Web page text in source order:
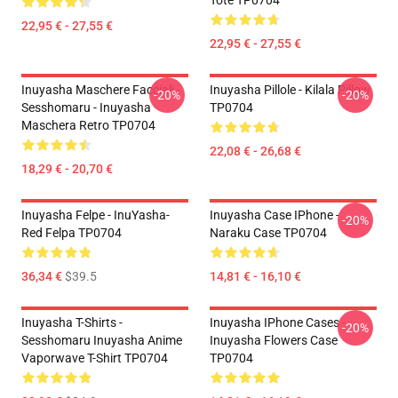
22,95 € - 27,55 €
22,95 € - 27,55 €
Inuyasha Maschere Facciali -
Sesshomaru - Inuyasha
Maschera Retro TP0704
18,29 € - 20,70 €
-20%
Inuyasha Pillole - Kilala Pillow
TP0704
22,08 € - 26,68 €
-20%
Inuyasha Felpe - InuYasha-
Red Felpa TP0704
36,34 €$39.5
Inuyasha Case IPhone -
Naraku Case TP0704
14,81 € - 16,10 €
-20%
Inuyasha T-Shirts -
Sesshomaru Inuyasha Anime
Vaporwave T-Shirt TP0704
Inuyasha IPhone Cases -
Inuyasha Flowers Case
TP0704
-20%